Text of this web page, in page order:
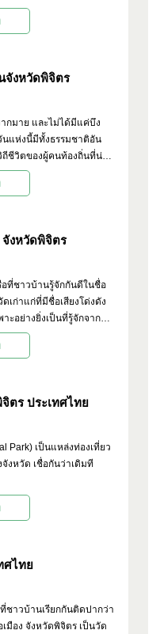
ท่องเที่ยวทางวัฒนธรรม
จังหวัดพิจิตร
กมาย และไม่ได้มีแค่บึง
นแห่งนี้มีทั้งธรรมชาติอัน
ถีชีวิตของผู้คนท้องถิ่นที่น่า
มมองใหม่กับ 10 สถานที่
ยือนพิจิตร
งหวัดพิจิตร
ที่ชาวบ้านรู้จักกันดีในชื่อ
เก่าแก่ที่มีชื่อเสียงโด่งดัง
ะอย่างยิ่งเป็นที่รู้จักจาก
คนให้ความเคารพนับถือ
ตร ประเทศไทย
Park) เป็นแหล่งท่องเที่ยว
งหวัด เชื่อกันว่าเดิมที
ศไทย
ชาวบ้านเรียกกันติดปากว่า
มือง จังหวัดพิจิตร เป็นวัด